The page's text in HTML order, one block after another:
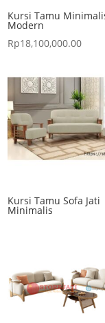
Kursi Tamu
Modern
Rp18,100,000.00
Kursi Tamu Sofa Jati
Minimalis